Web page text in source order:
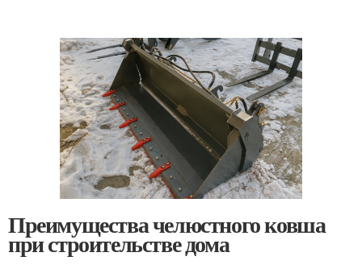
Преимущества челюстного ковша
при строительстве дома